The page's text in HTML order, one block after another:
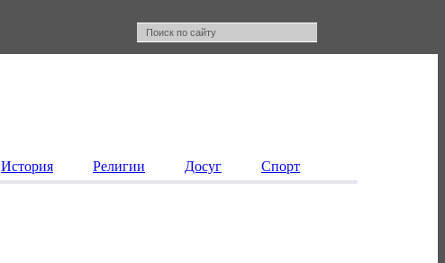
История Религии Досуг Спорт